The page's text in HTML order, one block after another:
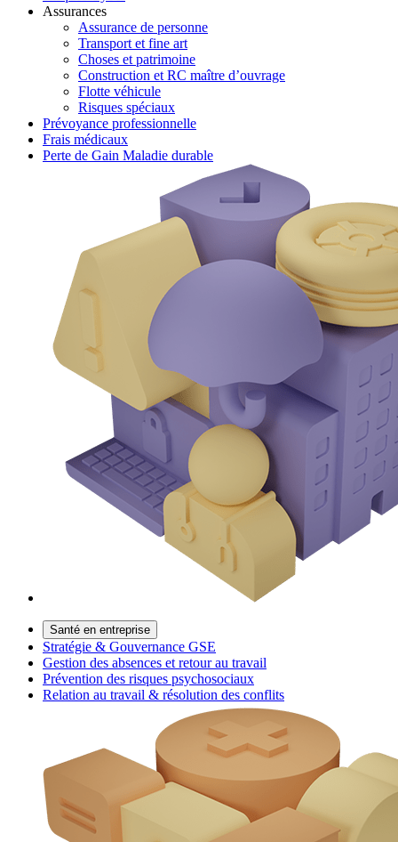
Assurances
Assurance de personne
Transport et fine art
Choses et patrimoine
Construction et RC maître d’ouvrage
Flotte véhicule
Risques spéciaux
Prévoyance professionnelle
Frais médicaux
Perte de Gain Maladie durable
Santé en entreprise
Stratégie & Gouvernance GSE
Gestion des absences et retour au travail
Prévention des risques psychosociaux
Relation au travail & résolution des conflits